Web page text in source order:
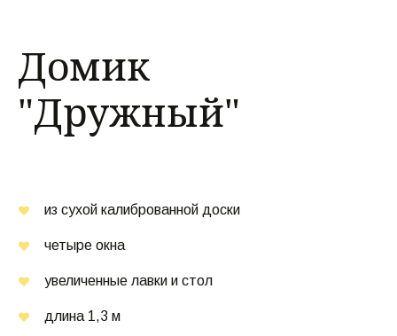
Домик
"Дружный"
из сухой калиброванной доски
четыре окна
увеличенные лавки и стол
длина 1,3 м